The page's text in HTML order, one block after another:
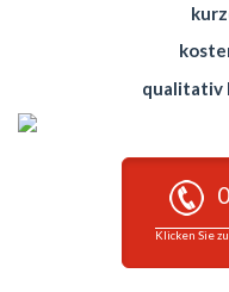
qualitativ
Klicken Sie